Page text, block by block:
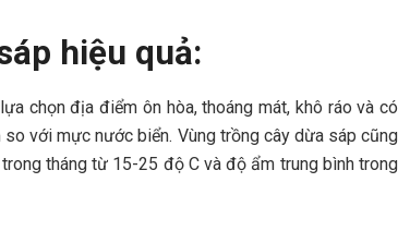
hiệu quả:
chọn địa điểm ôn hòa, thoáng mát, khô ráo và có
với mực nước biển. Vùng trồng cây dừa sáp cũng
tháng từ 15-25 độ C và độ ẩm trung bình trong